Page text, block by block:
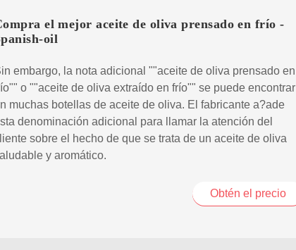
el mejor aceite de oliva prensado en frío -
oil
embargo, la nota adicional ""aceite de oliva prensado en
o ""aceite de oliva extraído en frío"" se puede encontrar
muchas botellas de aceite de oliva. El fabricante a?ade
denominación adicional para llamar la atención del
sobre el hecho de que se trata de un aceite de oliva
y aromático.
Obtén el precio